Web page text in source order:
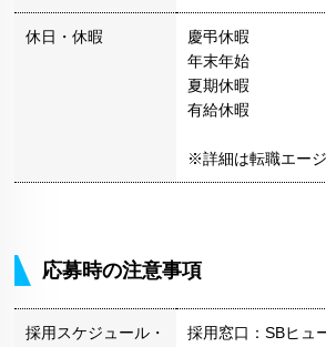
休日・休暇
慶弔休暇
年末年始
夏期休暇
有給休暇
※詳細は転職エー
応募時の注意事項
採用スケジュール・
採用窓口：SBヒュ